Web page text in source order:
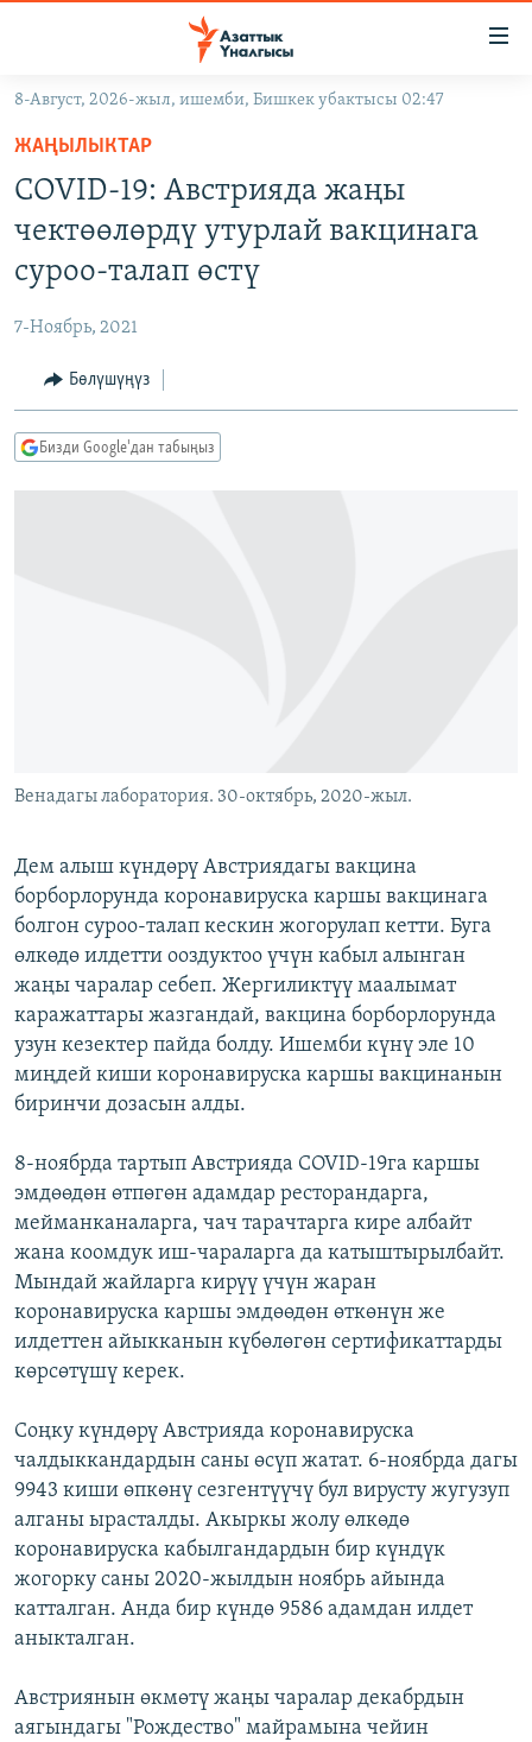
Навигацияга
өтүңүз
Издөөгө
салыңыз
МАДАНИЯТ
ТВ ПРОГРАММАЛАР
БҮГҮН АЗАТТЫКТА
ПОДКАСТ
Русский
8-Август, 2026-жыл, ишемби, Бишкек убактысы 02:47
ЖАҢЫЛЫКТАР
COVID-19: Австрияда жаңы
чектөөлөрдү утурлай вакцинага
суроо-талап өстү
7-Ноябрь, 2021
Бөлүшүңүз
Бизди Google'дан табыңыз
Венадагы лаборатория. 30-октябрь, 2020-жыл.
Дем алыш күндөрү Австриядагы вакцина
борборлорунда коронавируска каршы вакцинага
болгон суроо-талап кескин жогорулап кетти. Буга
өлкөдө илдетти ооздуктоо үчүн кабыл алынган
жаңы чаралар себеп. Жергиликтүү маалымат
каражаттары жазгандай, вакцина борборлорунда
узун кезектер пайда болду. Ишемби күнү эле 10
миңдей киши коронавируска каршы вакцинанын
биринчи дозасын алды.
8-ноябрда тартып Австрияда COVID-19га каршы
эмдөөдөн өтпөгөн адамдар ресторандарга,
мейманканаларга, чач тарачтарга кире албайт
жана коомдук иш-чараларга да катыштырылбайт.
Мындай жайларга кирүү үчүн жаран
коронавируска каршы эмдөөдөн өткөнүн же
илдеттен айыкканын күбөлөгөн сертификаттарды
көрсөтүшү керек.
Соңку күндөрү Австрияда коронавируска
чалдыккандардын саны өсүп жатат. 6-ноябрда дагы
9943 киши өпкөнү сезгентүүчү бул вирусту жугузуп
алганы ырасталды. Акыркы жолу өлкөдө
коронавируска кабылгандардын бир күндүк
жогорку саны 2020-жылдын ноябрь айында
катталган. Анда бир күндө 9586 адамдан илдет
аныкталган.
Австриянын өкмөтү жаңы чаралар декабрдын
аягындагы "Рождество" майрамына чейин